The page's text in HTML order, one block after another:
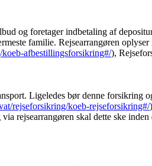
og foretager indbetaling af
familie. Rejsearrangøren
afbestillingsforsikring#/),
Ligeledes bør denne forsikring
rejseforsikring/koeb-rejseforsikring#/
rejsearrangøren skal dette ske inden